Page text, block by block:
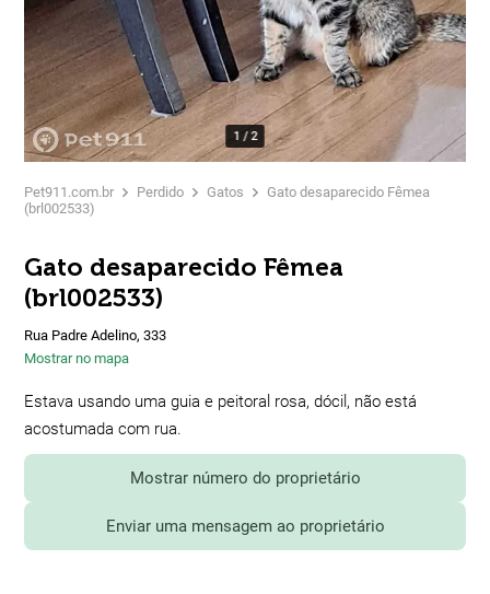
1 /2
Pet911.com.br Perdido Gatos
Gato desaparecido Fêmea
(brl002533)
Gato desaparecido Fêmea
(brl002533)
Rua Padre Adelino, 333
Mostrar no mapa
Estava usando uma guia e peitoral rosa, dócil, não está
acostumada com rua.
Mostrar número do proprietário
Enviar uma mensagem ao proprietário